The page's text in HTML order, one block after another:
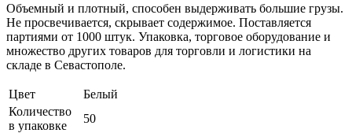
Объемный и плотный, способен выдерживать большие грузы.
Не просвечивается, скрывает содержимое. Поставляется
партиями от 1000 штук. Упаковка, торговое оборудование и
множество других товаров для торговли и логистики на
складе в Севастополе.
Цвет
Белый
Количество
в упаковке
50